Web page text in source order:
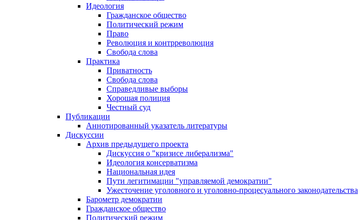
Идеология
Гражданское общество
Политический режим
Право
Революция и контрреволюция
Свобода слова
Практика
Приватность
Свобода слова
Справедливые выборы
Хорошая полиция
Честный суд
Публикации
Аннотированный указатель литературы
Дискуссии
Архив предыдущего проекта
Дискуссия о "кризисе либерализма"
Идеология консерватизма
Национальная идея
Пути легитимации "управляемой демократии"
Ужесточение уголовного и уголовно-процесуального законодательства
Барометр демократии
Гражданское общество
Политический режим